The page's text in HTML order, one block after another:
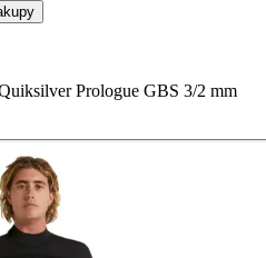
Prologue GBS 3/2 mm